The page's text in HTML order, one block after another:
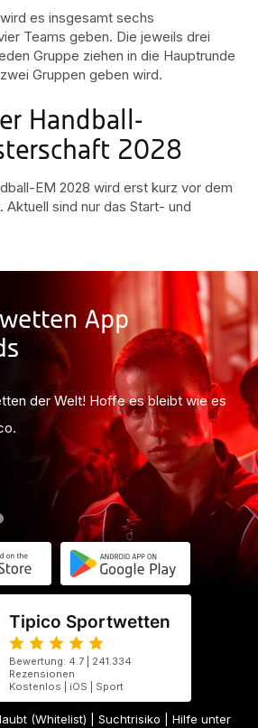
es insgesamt sechs
Teams geben. Die jeweils drei
Gruppe ziehen in die Hauptrunde
Gruppen geben wird.
Handball-
2028
EM 2028 wird erst kurz vor dem
sind nur das Start- und
App
der Welt! Hoffe es bleibt wie es
Tipico Sportwetten
Bewertung: 4.7 | 241.334
Rezensionen
Kostenlos | iOS | Sport
(Whitelist) | Suchtrisiko | Hilfe unter